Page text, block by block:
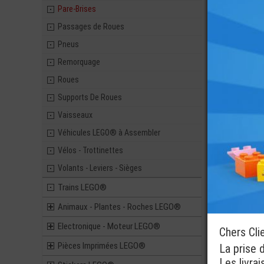
Pare-Brises
Passages de Roues
Pneus
Remorquage
Roues
Supports De Roues
Vaisseaux
Véhicules LEGO® à Assembler
Vélos - Trottinettes
Volants - Leviers - Sièges
Trains LEGO®
Animaux - Plantes - Roches LEGO®
Electronique - Moteur LEGO®
Pièces Imprimées LEGO®
Chers
La prise